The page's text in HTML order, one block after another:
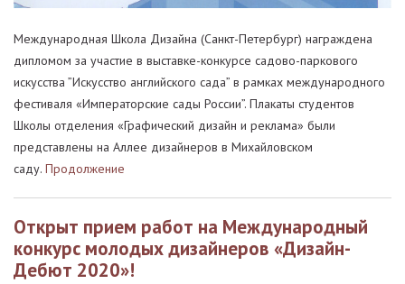
Международная Школа Дизайна (Санкт-Петербург) награждена
дипломом за участие в выставке-конкурсе садово-паркового
искусства ”Искусство английского сада” в рамках международного
фестиваля «Императорские сады России”. Плакаты студентов
Школы отделения «Графический дизайн и реклама» были
представлены на Аллее дизайнеров в Михайловском
саду. Продолжение
Открыт прием работ на Международный
конкурс молодых дизайнеров «Дизайн-
Дебют 2020»!